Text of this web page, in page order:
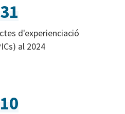
d'experienciació
al 2024